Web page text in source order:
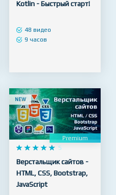
Kotlin - Быстрый старт!
48 видео
9 часов
NEW
Premium
    
     5
Верстальщик сайтов -
HTML, CSS, Bootstrap,
JavaScript